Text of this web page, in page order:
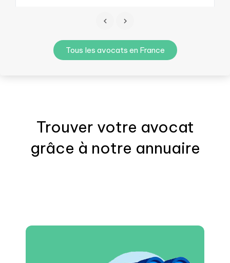
Tous les avocats en France
Trouver votre avocat
grâce à notre annuaire